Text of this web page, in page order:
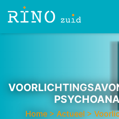
Home> Actueel >